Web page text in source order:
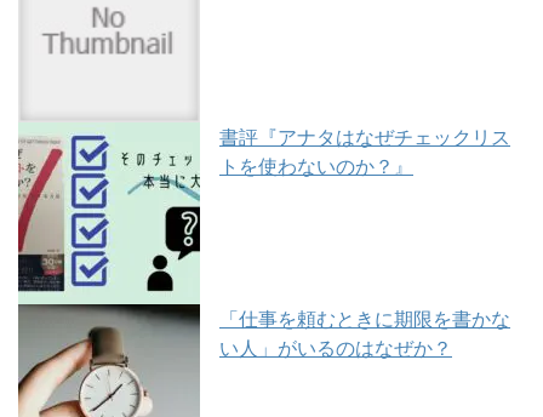
書評『アナタはなぜチェックリス
トを使わないのか？』
「仕事を頼むときに期限を書かな
い人」がいるのはなぜか？